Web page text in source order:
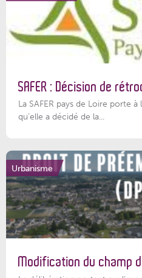
SAFER : Décision de
La SAFER pays de Loire porte
qu’elle a décidé de la...
Urbanisme
Modification du champ